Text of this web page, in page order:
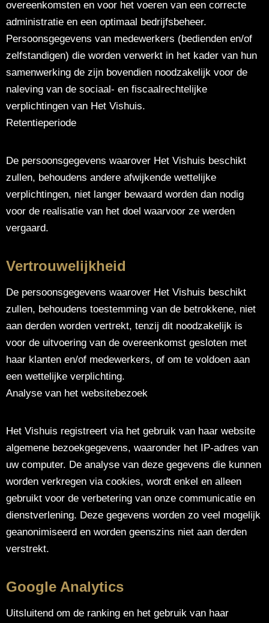
overeenkomsten en voor het voeren van een correcte
administratie en een optimaal bedrijfsbeheer.
Persoonsgegevens van medewerkers (bedienden en/of
zelfstandigen) die worden verwerkt in het kader van hun
samenwerking de zijn bovendien noodzakelijk voor de
naleving van de sociaal- en fiscaalrechtelijke
verplichtingen van Het Vishuis.
Retentieperiode
De persoonsgegevens waarover Het Vishuis beschikt
zullen, behoudens andere afwijkende wettelijke
verplichtingen, niet langer bewaard worden dan nodig
voor de realisatie van het doel waarvoor ze werden
vergaard.
Vertrouwelijkheid
De persoonsgegevens waarover Het Vishuis beschikt
zullen, behoudens toestemming van de betrokkene, niet
aan derden worden vertrekt, tenzij dit noodzakelijk is
voor de uitvoering van de overeenkomst gesloten met
haar klanten en/of medewerkers, of om te voldoen aan
een wettelijke verplichting.
Analyse van het websitebezoek
Het Vishuis registreert via het gebruik van haar website
algemene bezoekgegevens, waaronder het IP-adres van
uw computer. De analyse van deze gegevens die kunnen
worden verkregen via cookies, wordt enkel en alleen
gebruikt voor de verbetering van onze communicatie en
dienstverlening. Deze gegevens worden zo veel mogelijk
geanonimiseerd en worden geenszins niet aan derden
verstrekt.
Google Analytics
Uitsluitend om de ranking en het gebruik van haar